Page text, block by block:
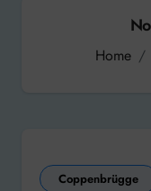
Home
Coppenbrügge